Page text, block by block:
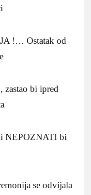
–
!… Ostatak od
zastao bi ipred
i NEPOZNATI bi
se odvijala